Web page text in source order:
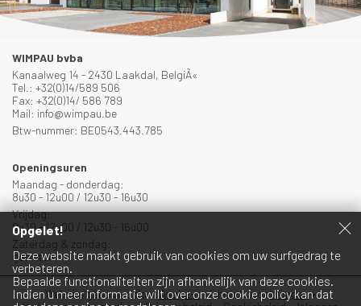
WIMPAU bvba
Kanaalweg 14 - 2430 Laakdal, BelgiÃ«
Tel.: +32(0)14/589 506
Fax: +32(0)14/ 586 789
Mail: info@wimpau.be
Btw-nummer: BE0543.443.785
Openingsuren
Maandag - donderdag:
8u30 - 12u00 / 12u30 - 16u30
Vrijdag:
8u30 - 12u00 / 12u30 - 16u00
Zaterdag & zondag:
gesloten
Website gebouwd doorAnalyz-it •Inhoud doorWimpau•
Opgelet!
Deze website maakt gebruik van cookies om uw surfgedrag te
verbeteren.
Bepaalde functionaliteiten zijn afhankelijk van deze cookies.
Indien u meer informatie wilt over onze cookie policy kan dat